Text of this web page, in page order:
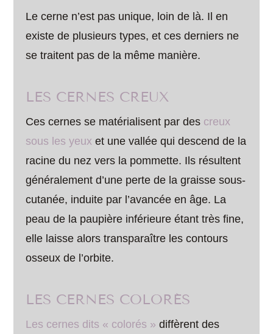
Le cerne n’est pas unique, loin de là. Il en
existe de plusieurs types, et ces derniers ne
se traitent pas de la même manière.
LES CERNES CREUX
Ces cernes se matérialisent par des creux
sous les yeux et une vallée qui descend de la
racine du nez vers la pommette. Ils résultent
généralement d’une perte de la graisse sous-
cutanée, induite par l’avancée en âge. La
peau de la paupière inférieure étant très fine,
elle laisse alors transparaître les contours
osseux de l’orbite.
LES CERNES COLORÉS
Les cernes dits « colorés » diffèrent des